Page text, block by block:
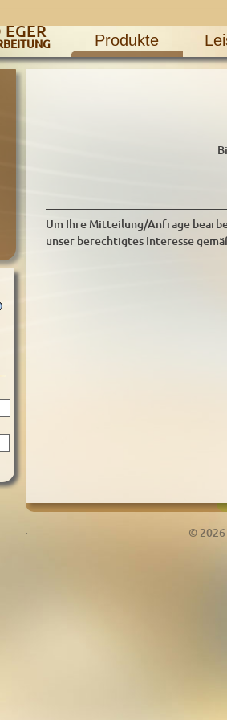
Produkte
Um Ihre Mitteilung/Anfrage
unser berechtigtes Interesse
. ©